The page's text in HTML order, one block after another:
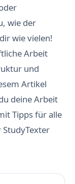
wie der
wie vielen!
Arbeit
und
Artikel
deine Arbeit
Tipps für alle
StudyTexter